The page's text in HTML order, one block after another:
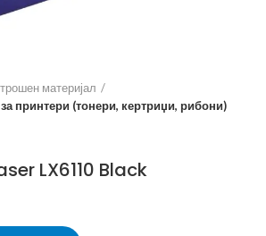
материјал
принтери (тонери, кертриџи, рибони)
LX6110 Black